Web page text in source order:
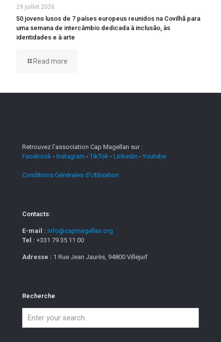
29 juillet 2026
50 jovens lusos de 7 países europeus reunidos na Covilhã para
uma semana de intercâmbio dedicada à inclusão, às
identidades e à arte
Read more
Retrouvez l'association Cap Magellan sur :
Facebook - Instagram -TikTok - Linkedin - Youtube
Conditions Générales d'Utilisation
Contacts:
E-mail : info@capmagellan.org
Tel : +331 79 35 11 00
Adresse : 1 Rue Jean Jaurès, 94800 Villejuif
Recherche